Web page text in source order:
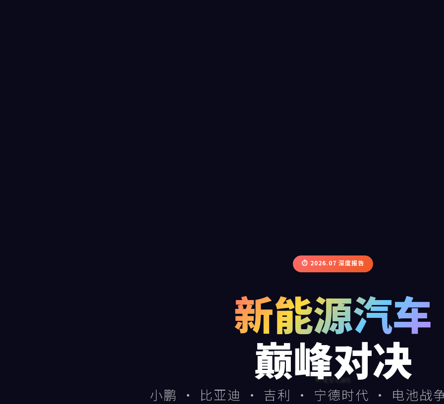
⏱ 2026.07 深度报告
新能源汽车
巅峰对决
小鹏 · 比亚迪 · 吉利 · 宁德时代 · 电池战